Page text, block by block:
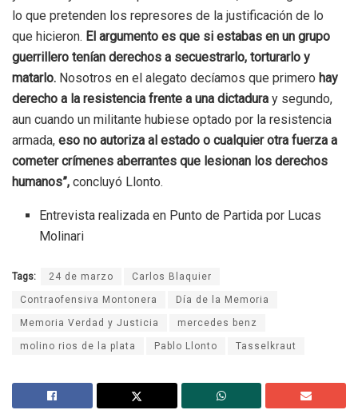
lo que pretenden los represores de la justificación de lo
que hicieron. El argumento es que si estabas en un grupo
guerrillero tenían derechos a secuestrarlo, torturarlo y
matarlo. Nosotros en el alegato decíamos que primero hay
derecho a la resistencia frente a una dictadura y segundo,
aun cuando un militante hubiese optado por la resistencia
armada, eso no autoriza al estado o cualquier otra fuerza a
cometer crímenes aberrantes que lesionan los derechos
humanos”, concluyó Llonto.
Entrevista realizada en Punto de Partida por Lucas
Molinari
Tags: 24 de marzo Carlos Blaquier
Contraofensiva Montonera Día de la Memoria
Memoria Verdad y Justicia mercedes benz
molino rios de la plata Pablo Llonto Tasselkraut